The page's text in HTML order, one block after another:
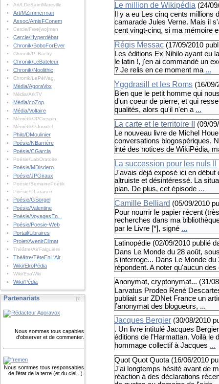
Art/LDeSaintMareville
Art/MZimmerman
Assoc/AmisFConem
Cercle/Free[wo]men
Cercle/Hyperdébat
Chronik/BoboForEver
Chronik/P. Bachy
Chronik/LeBateleur
Chronik/Noolithic
Chronik/LePélVag
Média/AgoraVox
Média/ArkTV
Média/coZop
Média/Voltaire
Mémétik/JPCrespin
Mémétik/PJouxtel
Philo/DMoulinier
Poésie/NBarrière
Poésie/CGarcia
Poésie/LabOratoire
Poésie/MDisdero
Poésie/JPGiraux
Poésie/SemainePoétik
Poésie/PLaranco
Poésie/GSorgel
Poésie/Valentine
Poésie/VoyagesEn...
Poésie/Poesie-Web
Portail/Libraires
Projet/AvenirClimat
Théâtre/Air'Falguière
Théâtre/TêteEnL'Air
Wiki/EkoPédia
Wiki/EsoWiki
Wiki/Pédia
Partenariats
Nous sommes tous capables
d'observer et de commenter.
Nous sommes tous responsables
de l'état de la terre (et du ciel...).
Le million de Wikipédia (24/
Il y a eu Les cinq cents
camarade Jules Verne. Mais il
cent vingt-cinq, si ma mémoire
Régis Messac (17/09/2010
Les éditions Ex Nihilo ayant eu
le latin !, j'en ai commandé un
? Je relis en ce moment ma ...
Yggdrasill et les Roms (16/09/
Bien que le petit homme qui
d'un coeur de pierre, et qui
qualités, alors qu'il n'en a ...
La carte et le territoire II
(09/
Le nouveau livre de Michel
conversations blogospériques.
inté des notices de WikiPédia,
La succession pour les nuls II
J'avais déjà exposé ici en début
altruiste et désintéressé. La
plan. De plus, cet épisode ...
Camille Belliard (05/09/2010
Pour nourrir le papier récent
recherches dans ma
par le Livre [*], signé ...
Latinopédie (02/09/2010 publié
Dans Le Monde du 28 août,
s'interroge... Dans Le Monde
répondent. A noter qu'aucun des
Anonymat, cryptonymat... (31/
Larvatus Prodeo René
publiait sur ZDNet France un
l’anonymat des blogueurs, ...
Jacques Bergier (30/08/2010
. Un livre intitulé Jacques
éditions de l’Harmattan. Voilà
hommage collectif à Jacques ...
Quot Quot Quota (16/06/2010
J'ai longtemps hésité avant de
réaction à des déclarations